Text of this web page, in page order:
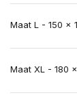
Maat L - 150 x
Maat XL - 180